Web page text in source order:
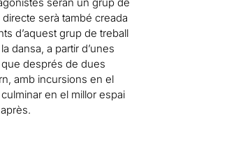
serà també creada
d’aquest grup de treball
dansa, a partir d’unes
que després de dues
amb incursions en el
en el millor espai